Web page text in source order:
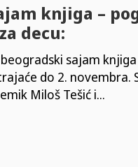
knjiga –
decu:
sajam
do 2. novembra.
Miloš Tešić i...